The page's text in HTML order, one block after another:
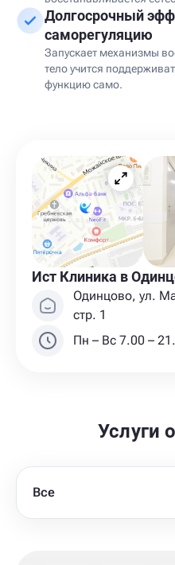
Долгосрочный
саморегуляцию
Запускает механизмы
тело учится
функцию само.
Ист Клиника в
Одинцово, ул.
стр. 1
Пн – Вс 7.00 –
Услуги
Все